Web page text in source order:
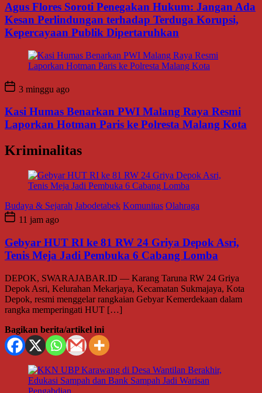
Agus Flores Soroti Penegakan Hukum: Jangan Ada
Kesan Perlindungan terhadap Terduga Korupsi,
Kepercayaan Publik Dipertaruhkan
3 minggu ago
Kasi Humas Benarkan PWI Malang Raya Resmi
Laporkan Hotman Paris ke Polresta Malang Kota
Kriminalitas
Budaya & Sejarah Jabodetabek Komunitas Olahraga
11 jam ago
Gebyar HUT RI ke 81 RW 24 Griya Depok Asri,
Tenis Meja Jadi Pembuka 6 Cabang Lomba
DEPOK, SWARAJABAR.ID — Karang Taruna RW 24 Griya
Depok Asri, Kelurahan Mekarjaya, Kecamatan Sukmajaya, Kota
Depok, resmi menggelar rangkaian Gebyar Kemerdekaan dalam
rangka memperingati HUT […]
Bagikan berita/artikel ini